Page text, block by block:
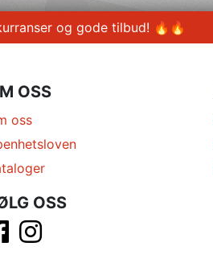
og gode tilbud! 🔥🔥
OSS
oss
OSS